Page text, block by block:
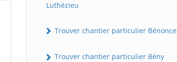
Luthézieu
Trouver chantier particulier
Trouver chantier particulier Bény